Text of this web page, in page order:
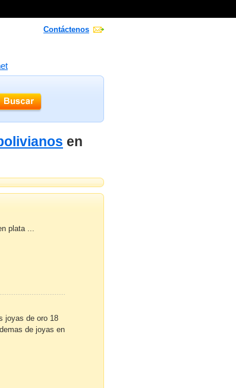
Contáctenos
en
plata ...
joyas de oro 18
de joyas en